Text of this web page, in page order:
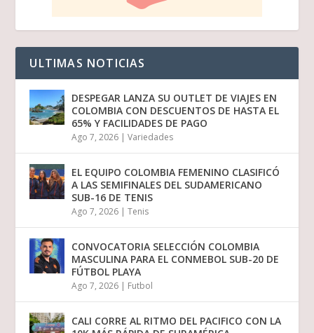
ULTIMAS NOTICIAS
DESPEGAR LANZA SU OUTLET DE VIAJES EN
COLOMBIA CON DESCUENTOS DE HASTA EL
65% Y FACILIDADES DE PAGO
Ago 7, 2026 |Variedades
EL EQUIPO COLOMBIA FEMENINO CLASIFICÓ
A LAS SEMIFINALES DEL SUDAMERICANO
SUB-16 DE TENIS
Ago 7, 2026 |Tenis
CONVOCATORIA SELECCIÓN COLOMBIA
MASCULINA PARA EL CONMEBOL SUB-20 DE
FÚTBOL PLAYA
Ago 7, 2026 | Futbol
CALI CORRE AL RITMO DEL PACIFICO CON LA